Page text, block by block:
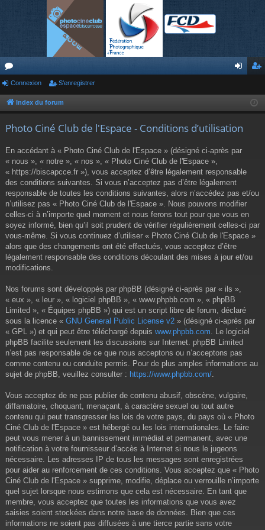
or
u nr
Connexion S’enregistrer
Index du forum
Photo Ciné Club de l'Espace - Conditions d’utilisation
En accédant à « Photo Ciné Club de l'Espace » (désigné ci-après par
« nous », « notre », « nos », « Photo Ciné Club de l'Espace »,
« https://biscapcce.fr »), vous acceptez d’être légalement responsable
des conditions suivantes. Si vous n’acceptez pas d’être légalement
responsable de toutes les conditions suivantes, alors n’accédez pas et/ou
n’utilisez pas « Photo Ciné Club de l'Espace ». Nous pouvons modifier
celles-ci à n’importe quel moment et nous ferons tout pour que vous en
soyez informé, bien qu’il soit prudent de vérifier régulièrement celles-ci par
vous-même. Si vous continuez d’utiliser « Photo Ciné Club de l'Espace »
alors que des changements ont été effectués, vous acceptez d’être
légalement responsable des conditions découlant des mises à jour et/ou
modifications.
Nos forums sont développés par phpBB (désigné ci-après par « ils »,
« eux », « leur », « logiciel phpBB », « www.phpbb.com », « phpBB
Limited », « Équipes phpBB ») qui est un script libre de forum, déclaré
sous la licence « GNU General Public License v2 » (désigné ci-après par
« GPL ») et qui peut être téléchargé depuis www.phpbb.com . Le logiciel
phpBB facilite seulement les discussions sur Internet. phpBB Limited
n’est pas responsable de ce que nous acceptons ou n’acceptons pas
comme contenu ou conduite permis. Pour de plus amples informations au
sujet de phpBB, veuillez consulter : https://www.phpbb.com/
Vous acceptez de ne pas publier de contenu abusif, obscène, vulgaire,
diffamatoire, choquant, menaçant, à caractère sexuel ou tout autre
contenu qui peut transgresser les lois de votre pays, du pays où « Photo
Ciné Club de l'Espace » est hébergé ou les lois internationales. Le faire
peut vous mener à un bannissement immédiat et permanent, avec une
notification à votre fournisseur d’accès à Internet si nous le jugeons
nécessaire. Les adresses IP de tous les messages sont enregistrées
pour aider au renforcement de ces conditions. Vous acceptez que « Photo
Ciné Club de l'Espace » supprime, modifie, déplace ou verrouille n’importe
quel sujet lorsque nous estimons que cela est nécessaire. En tant que
membre, vous acceptez que toutes les informations que vous avez
saisies soient stockées dans notre base de données. Bien que ces
informations ne soient pas diffusées à une tierce partie sans votre